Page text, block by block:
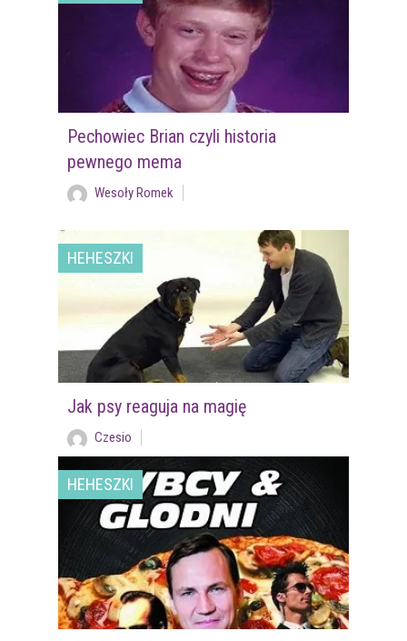
Pechowiec Brian czyli historia
pewnego mema
Wesoły Romek
HEHESZKI
Jak psy reaguja na magię
Czesio
HEHESZKI